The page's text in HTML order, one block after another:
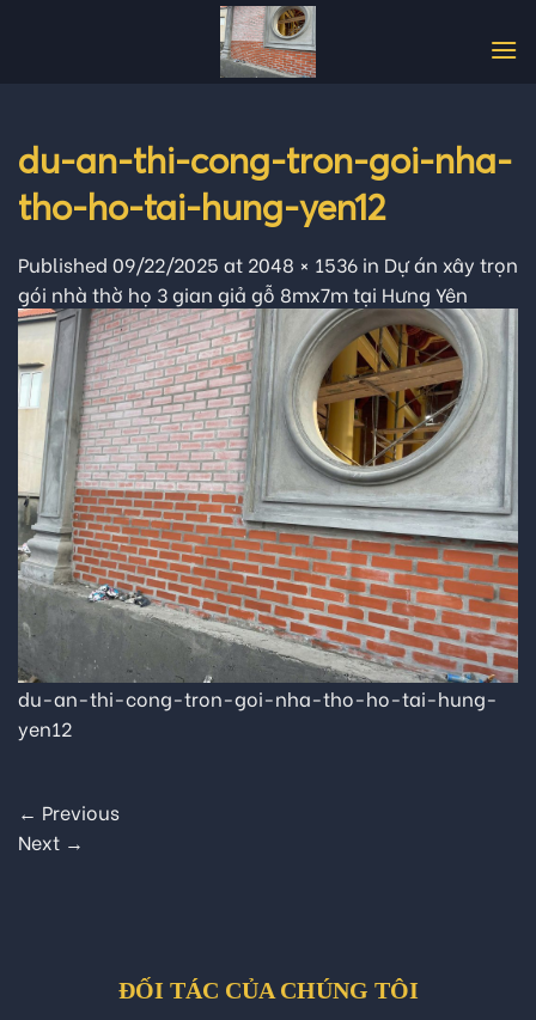
du-an-thi-cong-tron-goi-nha-
tho-ho-tai-hung-yen12
Published 09/22/2025 at 2048 × 1536 in Dự án xây trọn
gói nhà thờ họ 3 gian giả gỗ 8mx7m tại Hưng Yên
du-an-thi-cong-tron-goi-nha-tho-ho-tai-hung-
yen12
← Previous
Next →
ĐỐI TÁC CỦA CHÚNG TÔI